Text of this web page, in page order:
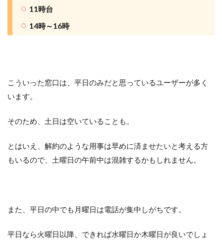
11時台
14時～16時
こういった窓口は、平日のみだと思っているユーザーが多く
います。
そのため、土日は空いていることも。
とはいえ、解約のような用事は早めに済ませたいと考える方
もいるので、土曜日の午前中は混雑するかもしれません。
また、平日の中でも月曜日は電話が集中しがちです。
平日なら火曜日以降、できれば水曜日か木曜日が良いでしょ